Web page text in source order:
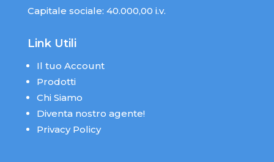
Capitale sociale: 40.000,00 i.v.
Link Utili
Il tuo Account
Prodotti
Chi Siamo
Diventa nostro agente!
Privacy Policy